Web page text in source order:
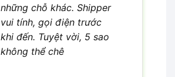
những chỗ khác. Shipper
vui tính, gọi điện trước
khi đến. Tuyệt vời, 5 sao
không thể chê